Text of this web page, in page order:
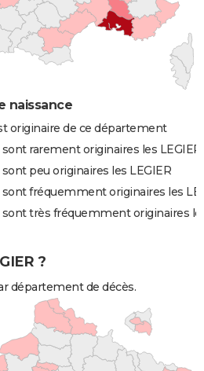
naissance
originaire de ce département
rarement originaires les LEGIER
peu originaires les LEGIER
fréquemment originaires les
très fréquemment originaires
?
département de décès.